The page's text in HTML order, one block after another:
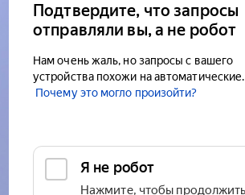
Подтвердите, что запросы
отправляли вы, а не робот
Нам очень жаль, но запросы с вашего
устройства похожи на автоматические.
Почему это могло произойти?